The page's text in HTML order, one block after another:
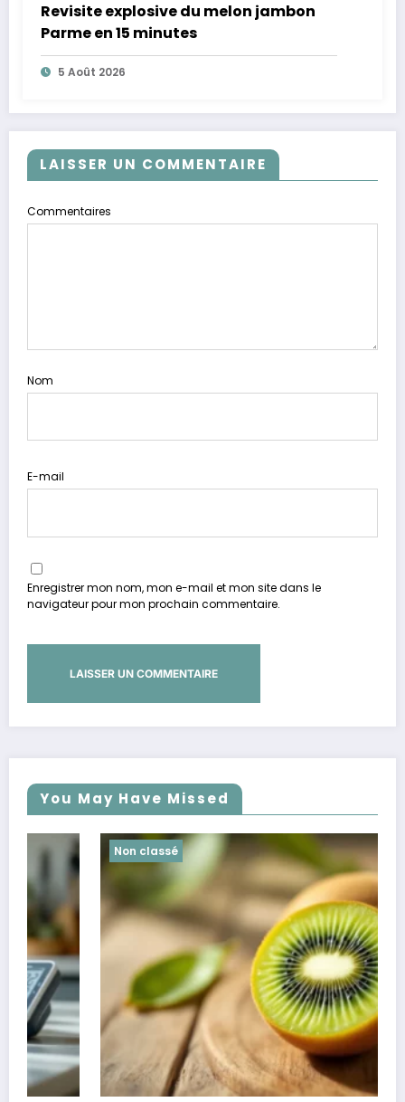
Revisite explosive du melon jambon
Parme en 15 minutes
5 Août 2026
LAISSER UN COMMENTAIRE
Commentaires
Nom
E-mail
Enregistrer mon nom, mon e-mail et mon site dans le
navigateur pour mon prochain commentaire.
You May Have Missed
Non classé